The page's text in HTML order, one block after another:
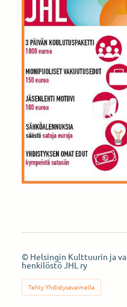
© Helsingin Kulttuurin ja
henkilöstö JHL ry
Tehty Yhdistysavaimella